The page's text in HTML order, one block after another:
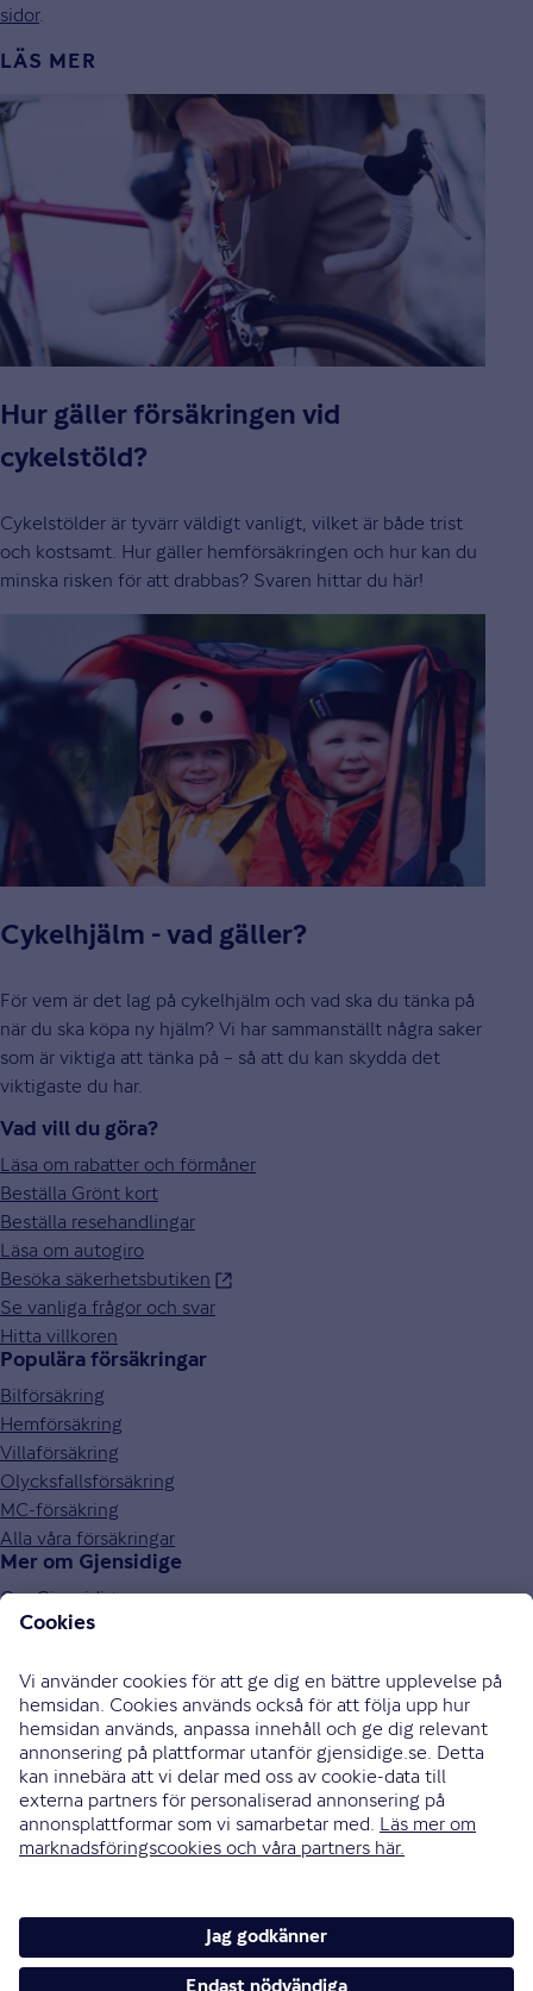
sidor.
LÄS MER
Hur gäller försäkringen vid
cykelstöld?
Cykelstölder är tyvärr väldigt vanligt, vilket är både trist
och kostsamt. Hur gäller hemförsäkringen och hur kan du
minska risken för att drabbas? Svaren hittar du här!
Cykelhjälm - vad gäller?
För vem är det lag på cykelhjälm och vad ska du tänka på
när du ska köpa ny hjälm? Vi har sammanställt några saker
som är viktiga att tänka på – så att du kan skydda det
viktigaste du har.
Vad vill du göra?
Läsa om rabatter och förmåner
Beställa Grönt kort
Beställa resehandlingar
Läsa om autogiro
Besöka säkerhetsbutiken
Se vanliga frågor och svar
Hitta villkoren
Populära försäkringar
Bilförsäkring
Hemförsäkring
Villaförsäkring
Olycksfallsförsäkring
MC-försäkring
Alla våra försäkringar
Mer om Gjensidige
Om Gjensidige
Jobba hos oss
Press och media
Investor relations
Samarbetspartners
0771-326 326
Bli uppringd
Skriv till oss
Instagram
Cookies och säkerhet